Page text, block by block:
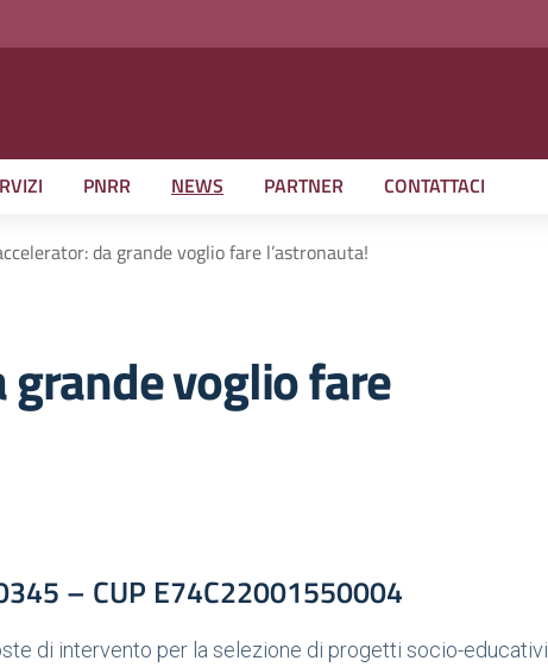
PNRR NEWS PARTNER CONTATTACI
da grande voglio fare l’astronauta!
voglio fare
– CUP E74C22001550004
di intervento per la selezione di progetti socio-educativi